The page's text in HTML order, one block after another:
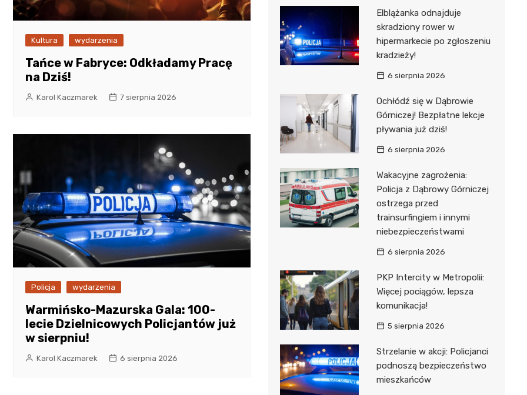
Kultura wydarzenia
Tańce w Fabryce: Odkładamy Pracę
na Dziś!
Karol Kaczmarek 7 sierpnia 2026
Policja wydarzenia
Warmińsko-Mazurska Gala: 100-
lecie Dzielnicowych Policjantów już
w sierpniu!
Karol Kaczmarek 6 sierpnia 2026
Elblążanka odnajduje
skradziony rower w
hipermarkecie po zgłoszeniu
kradzieży!
6 sierpnia 2026
Ochłódź się w Dąbrowie
Górniczej! Bezpłatne lekcje
pływania już dziś!
6 sierpnia 2026
Wakacyjne zagrożenia:
Policja z Dąbrowy Górniczej
ostrzega przed
trainsurfingiem i innymi
niebezpieczeństwami
6 sierpnia 2026
PKP Intercity w Metropolii:
Więcej pociągów, lepsza
komunikacja!
5 sierpnia 2026
Strzelanie w akcji: Policjanci
podnoszą bezpieczeństwo
mieszkańców